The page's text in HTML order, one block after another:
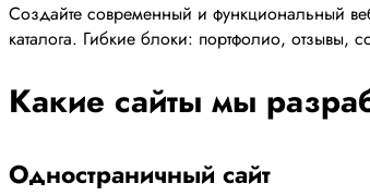
Создайте современный и функциональный
каталога. Гибкие блоки: портфолио, отзывы,
Какие сайты мы
Одностраничный сайт